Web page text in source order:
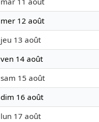
mer 12 août
jeu 13 août
ven 14 août
sam 15 août
dim 16 août
lun 17 août